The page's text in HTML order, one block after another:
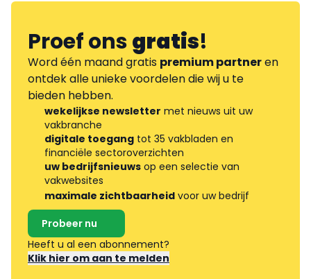
Proef onsgratis!
Word één maand gratis premium partneren
ontdek alle unieke voordelen die wij u te
bieden hebben.
wekelijkse newsletter met nieuws uit uw
vakbranche
digitale toegang tot 35 vakbladen en
financiële sectoroverzichten
uw bedrijfsnieuws op een selectie van
vakwebsites
maximale zichtbaarheid voor uw bedrijf
Probeer nu
Heeft u al een abonnement?
Klik hier om aan te melden